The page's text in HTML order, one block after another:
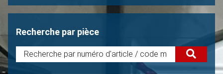
Recherche par pièce